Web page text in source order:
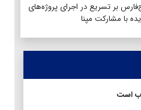
بر تسریع در اجرای پروژه‌های
با مشارکت مپنا
است